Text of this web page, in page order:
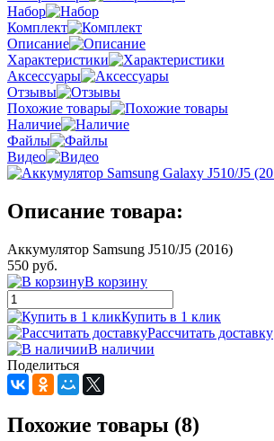
Набор
Комплект
Описание
Характеристики
Аксессуары
Отзывы
Похожие товары
Наличие
Файлы
Видео
Описание товара:
Аккумулятор Samsung J510/J5 (2016)
550 руб.
В корзину
Купить в 1 клик
Рассчитать доставку
В наличии
Поделиться
Похожие товары (8)